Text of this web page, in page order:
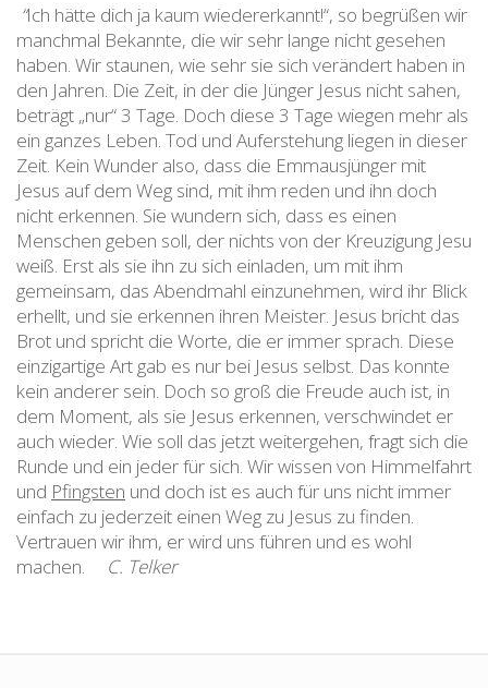
“Ich hätte dich ja kaum wiedererkannt!“, so begrüßen wir
manchmal Bekannte, die wir sehr lange nicht gesehen
haben. Wir staunen, wie sehr sie sich verändert haben in
den Jahren. Die Zeit, in der die Jünger Jesus nicht sahen,
beträgt „nur“ 3 Tage. Doch diese 3 Tage wiegen mehr als
ein ganzes Leben. Tod und Auferstehung liegen in dieser
Zeit. Kein Wunder also, dass die Emmausjünger mit
Jesus auf dem Weg sind, mit ihm reden und ihn doch
nicht erkennen. Sie wundern sich, dass es einen
Menschen geben soll, der nichts von der Kreuzigung Jesu
weiß. Erst als sie ihn zu sich einladen, um mit ihm
gemeinsam, das Abendmahl einzunehmen, wird ihr Blick
erhellt, und sie erkennen ihren Meister. Jesus bricht das
Brot und spricht die Worte, die er immer sprach. Diese
einzigartige Art gab es nur bei Jesus selbst. Das konnte
kein anderer sein. Doch so groß die Freude auch ist, in
dem Moment, als sie Jesus erkennen, verschwindet er
auch wieder. Wie soll das jetzt weitergehen, fragt sich die
Runde und ein jeder für sich. Wir wissen von Himmelfahrt
und Pfingsten und doch ist es auch für uns nicht immer
einfach zu jederzeit einen Weg zu Jesus zu finden.
Vertrauen wir ihm, er wird uns führen und es wohl
machen. C. Telker